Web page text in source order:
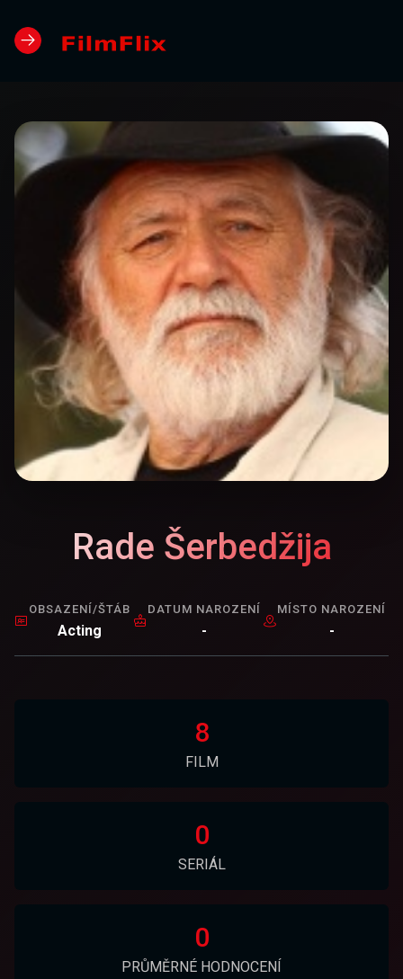
Rade Šerbedžija
OBSAZENÍ/ŠTÁB
Acting
DATUM NAROZENÍ
-
MÍSTO NAROZENÍ
-
8
FILM
0
SERIÁL
0
PRŮMĚRNÉ HODNOCENÍ